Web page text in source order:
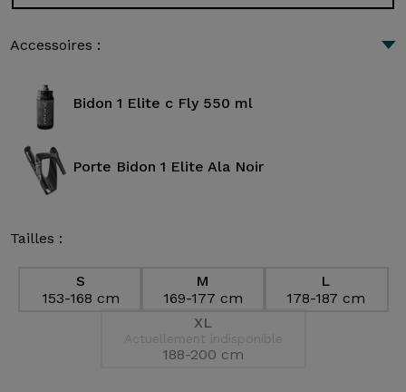
Accessoires :
Bidon 1 Elite c Fly 550 ml
Porte Bidon 1 Elite Ala Noir
Tailles :
S
153-168 cm
M
169-177 cm
L
178-187 cm
XL
Actuellement indisponible
188-200 cm